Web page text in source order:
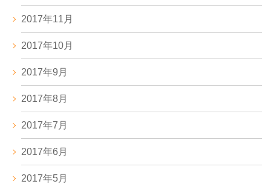
2017年11月
2017年10月
2017年9月
2017年8月
2017年7月
2017年6月
2017年5月